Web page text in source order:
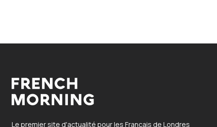
Le premier site d'actualité pour les Français de Londres